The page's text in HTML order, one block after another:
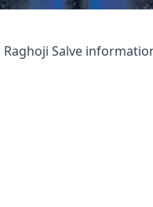
Salve information